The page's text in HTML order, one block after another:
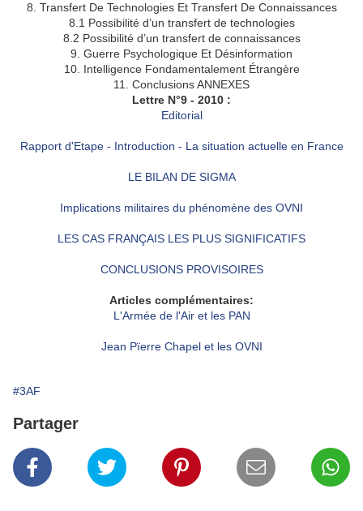
8. Transfert De Technologies Et Transfert De Connaissances
8.1 Possibilité d’un transfert de technologies
8.2 Possibilité d’un transfert de connaissances
9. Guerre Psychologique Et Désinformation
10. Intelligence Fondamentalement Étrangère
11. Conclusions ANNEXES
Lettre N°9 - 2010 :
Editorial
Rapport d'Etape - Introduction - La situation actuelle en France
LE BILAN DE SIGMA
Implications militaires du phénomène des OVNI
LES CAS FRANÇAIS LES PLUS SIGNIFICATIFS
CONCLUSIONS PROVISOIRES
Articles complémentaires:
L'Armée de l'Air et les PAN
Jean Pïerre Chapel et les OVNI
#3AF
Partager